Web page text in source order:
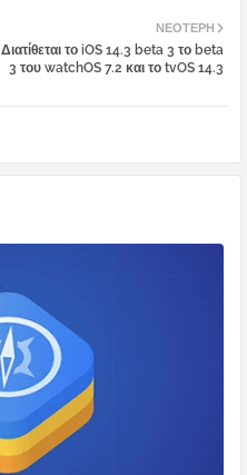
atsa
ΝΕΌΤΕΡΗ
Διατίθεται το iOS 14.3 beta 3 το beta
3 του watchOS 7.2 και το tvOS 14.3